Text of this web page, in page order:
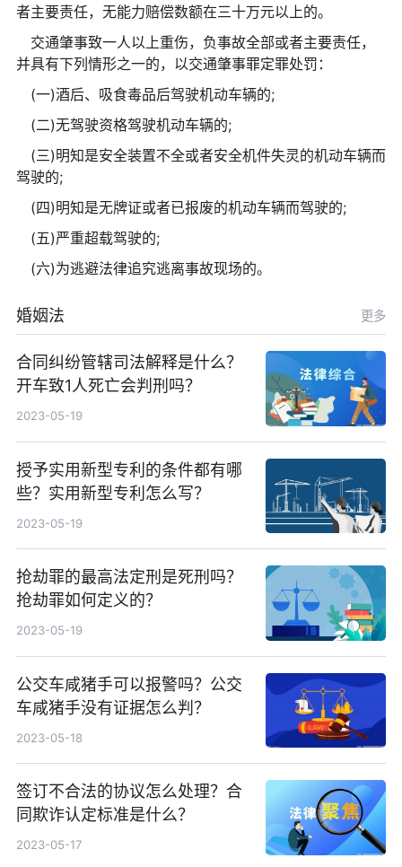
者主要责任，无能力赔偿数额在三十万元以上的。
交通肇事致一人以上重伤，负事故全部或者主要责任，
并具有下列情形之一的，以交通肇事罪定罪处罚：
(一)酒后、吸食毒品后驾驶机动车辆的;
(二)无驾驶资格驾驶机动车辆的;
(三)明知是安全装置不全或者安全机件失灵的机动车辆而
驾驶的;
(四)明知是无牌证或者已报废的机动车辆而驾驶的;
(五)严重超载驾驶的;
(六)为逃避法律追究逃离事故现场的。
婚姻法 更多
合同纠纷管辖司法解释是什么？
开车致1人死亡会判刑吗？
2023-05-19
授予实用新型专利的条件都有哪
些？实用新型专利怎么写？
2023-05-19
抢劫罪的最高法定刑是死刑吗？
抢劫罪如何定义的？
2023-05-19
公交车咸猪手可以报警吗？公交
车咸猪手没有证据怎么判？
2023-05-18
签订不合法的协议怎么处理？合
同欺诈认定标准是什么？
2023-05-17